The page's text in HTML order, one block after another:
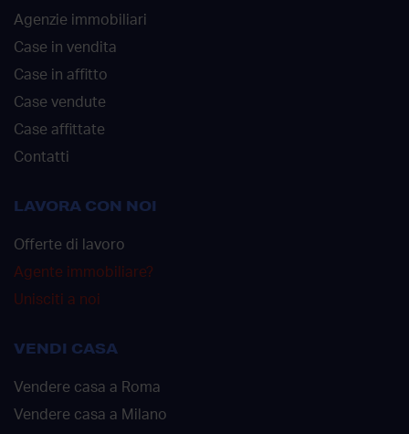
Agenzie immobiliari
Case in vendita
Case in affitto
Case vendute
Case affittate
Contatti
LAVORA CON NOI
Offerte di lavoro
Agente immobiliare?
Unisciti a noi
VENDI CASA
Vendere casa a Roma
Vendere casa a Milano